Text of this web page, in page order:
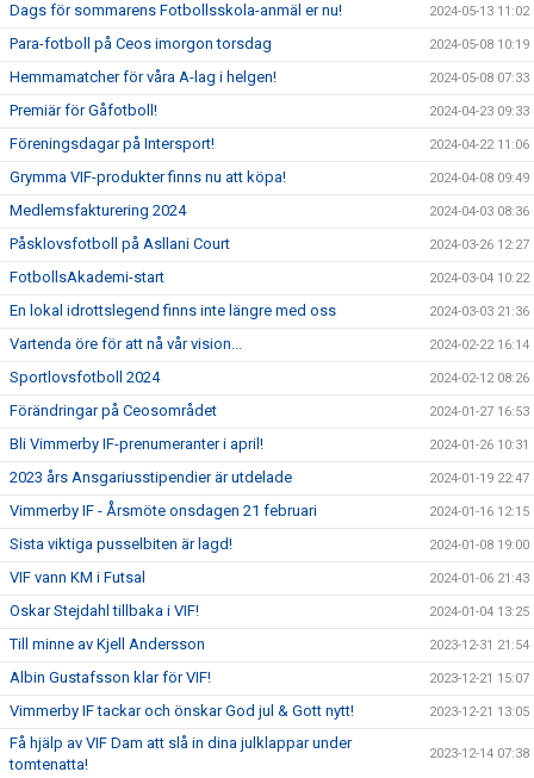
Dags för sommarens Fotbollsskola-anmäl er nu! 2024-05-13 11:02
Para-fotboll på Ceos imorgon torsdag 2024-05-08 10:19
Hemmamatcher för våra A-lag i helgen! 2024-05-08 07:33
Premiär för Gåfotboll! 2024-04-23 09:33
Föreningsdagar på Intersport! 2024-04-22 11:06
Grymma VIF-produkter finns nu att köpa! 2024-04-08 09:49
Medlemsfakturering 2024 2024-04-03 08:36
Påsklovsfotboll på Asllani Court 2024-03-26 12:27
FotbollsAkademi-start 2024-03-04 10:22
En lokal idrottslegend finns inte längre med oss 2024-03-03 21:36
Vartenda öre för att nå vår vision... 2024-02-22 16:14
Sportlovsfotboll 2024 2024-02-12 08:26
Förändringar på Ceosområdet 2024-01-27 16:53
Bli Vimmerby IF-prenumeranter i april! 2024-01-26 10:31
2023 års Ansgariusstipendier är utdelade 2024-01-19 22:47
Vimmerby IF - Årsmöte onsdagen 21 februari 2024-01-16 12:15
Sista viktiga pusselbiten är lagd! 2024-01-08 19:00
VIF vann KM i Futsal 2024-01-06 21:43
Oskar Stejdahl tillbaka i VIF! 2024-01-04 13:25
Till minne av Kjell Andersson 2023-12-31 21:54
Albin Gustafsson klar för VIF! 2023-12-21 15:07
Vimmerby IF tackar och önskar God jul & Gott nytt! 2023-12-21 13:05
Få hjälp av VIF Dam att slå in dina julklappar under
tomtenatta!
2023-12-14 07:38